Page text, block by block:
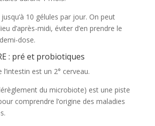
10 gélules par jour. On peut
d’après-midi, éviter d’en prendre le
dose.
: pré et probiotiques
l’intestin est un 2° cerveau.
du microbiote) est une piste
comprendre l’origine des maladies